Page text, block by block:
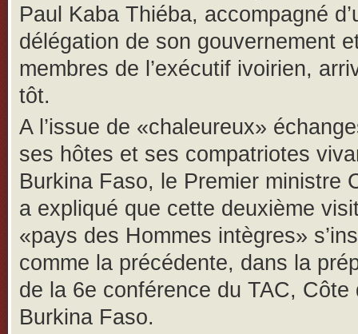
Paul Kaba Thiéba, accompagné
délégation de son gouvernement
membres de l’exécutif ivoirien,
tôt.
A l’issue de «chaleureux»
ses hôtes et ses compatriotes
Burkina Faso, le Premier ministre
a expliqué que cette deuxième
«pays des Hommes intègres»
comme la précédente, dans la
de la 6e conférence du TAC, Côte
Burkina Faso.